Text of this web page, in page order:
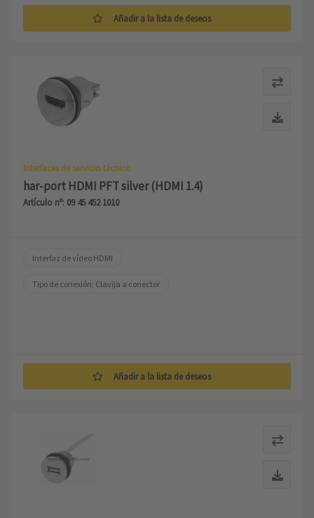
Añadir a la lista de deseos
Interfaces de servicio técnico
har-port HDMI PFT silver (HDMI 1.4)
Artículo nº: 09 45 452 1010
Interfaz de vídeo HDMI
Tipo de conexión: Clavija a conector
Añadir a la lista de deseos